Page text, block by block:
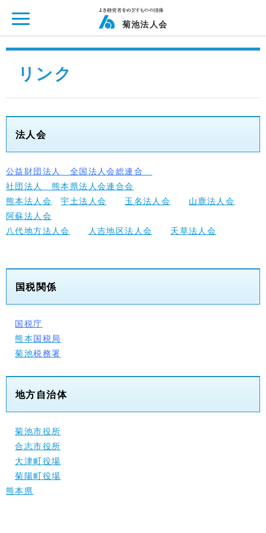
菊池法人会
リンク
法人会
公益財団法人 全国法人会総連合
社団法人 熊本県法人会連合会
熊本法人会
宇土法人会 玉名法人会
山鹿法人会
阿蘇法人会
八代地方法人会
人吉地区法人会 天草法人会
国税関係
国税庁
熊本 国税局
菊池税務署
地方自治体
菊池市役所
合志市役所
大津町役場
菊陽町役場
熊本県